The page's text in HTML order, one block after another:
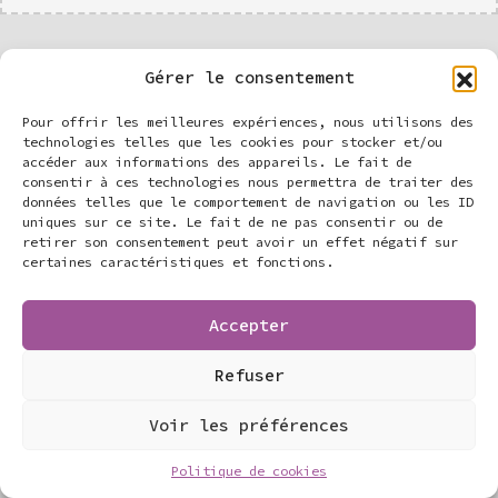
Gérer le consentement
Pour offrir les meilleures expériences, nous utilisons des
technologies telles que les cookies pour stocker et/ou
accéder aux informations des appareils. Le fait de
consentir à ces technologies nous permettra de traiter des
données telles que le comportement de navigation ou les ID
uniques sur ce site. Le fait de ne pas consentir ou de
retirer son consentement peut avoir un effet négatif sur
certaines caractéristiques et fonctions.
Accepter
Refuser
Voir les préférences
Politique de cookies
NOTHING FOUND
It seems we can’t find what you’re
looking for. Perhaps searching can
help.
Damien Richard